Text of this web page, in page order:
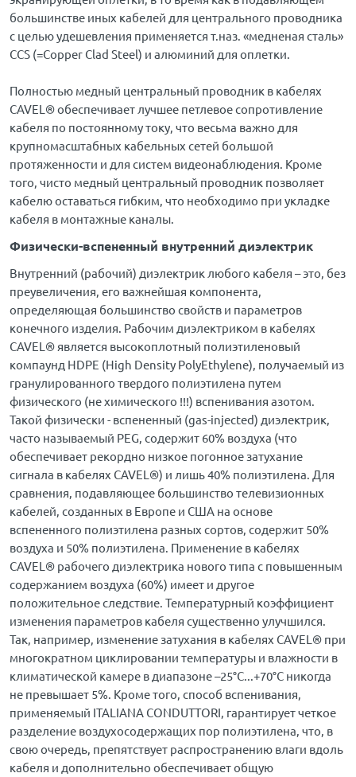
большинстве иных кабелей для центрального проводника
с целью удешевления применяется т.наз. «медненая сталь»
CCS (=Copper Clad Steel) и алюминий для оплетки.
Полностью медный центральный проводник в кабелях
CAVEL® обеспечивает лучшее петлевое сопротивление
кабеля по постоянному току, что весьма важно для
крупномасштабных кабельных сетей большой
протяженности и для систем видеонаблюдения. Кроме
того, чисто медный центральный проводник позволяет
кабелю оставаться гибким, что необходимо при укладке
кабеля в монтажные каналы.
Физически-вспененный внутренний диэлектрик
Внутренний (рабочий) диэлектрик любого кабеля – это, без
преувеличения, его важнейшая компонента,
определяющая большинство свойств и параметров
конечного изделия. Рабочим диэлектриком в кабелях
CAVEL® является высокоплотный полиэтиленовый
компаунд HDPE (High Density PolyEthylene), получаемый из
гранулированного твердого полиэтилена путем
физического (не химического !!!) вспенивания азотом.
Такой физически - вспененный (gas-injected) диэлектрик,
часто называемый PEG, содержит 60% воздуха (что
обеспечивает рекордно низкое погонное затухание
сигнала в кабелях CAVEL®) и лишь 40% полиэтилена. Для
сравнения, подавляющее большинство телевизионных
кабелей, созданных в Европе и США на основе
вспененного полиэтилена разных сортов, содержит 50%
воздуха и 50% полиэтилена. Применение в кабелях
CAVEL® рабочего диэлектрика нового типа с повышенным
содержанием воздуха (60%) имеет и другое
положительное следствие. Температурный коэффициент
изменения параметров кабеля существенно улучшился.
Так, например, изменение затухания в кабелях CAVEL® при
многократном циклировании температуры и влажности в
климатической камере в диапазоне –25°С...+70°С никогда
не превышает 5%. Кроме того, способ вспенивания,
применяемый ITALIANA CONDUTTORI, гарантирует четкое
разделение воздухосодержащих пор полиэтилена, что, в
свою очередь, препятствует распространению влаги вдоль
кабеля и дополнительно обеспечивает общую